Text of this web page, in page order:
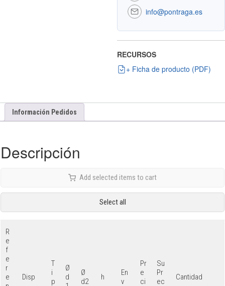
info@pontraga.es
RECURSOS
+ Ficha de producto (PDF)
Información Pedidos
Descripción
Add selected items to cart
Select all
R
e
f
e
r
e
Disp
T
i
p
Ø
d
Ø
d2
h
En
v
Pr
e
ci
Su
Pr
ec
Cantidad